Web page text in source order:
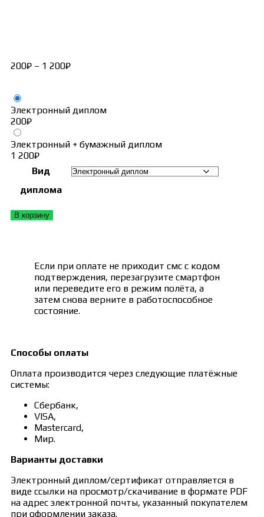
200₽ – 1 200₽
Электронный диплом
200₽
Электронный + бумажный диплом
1 200₽
Вид
диплома
В корзину
Если при оплате не приходит смс с кодом
подтверждения, перезагрузите смартфон
или переведите его в режим полёта, а
затем снова верните в работоспособное
состояние.
Способы оплаты
Оплата производится через следующие платёжные
системы:
Сбербанк,
VISA,
Mastercard,
Мир.
Варианты доставки
Электронный диплом/сертификат отправляется в
виде ссылки на просмотр/скачивание в формате PDF
на адрес электронной почты, указанный покупателем
при оформлении заказа.